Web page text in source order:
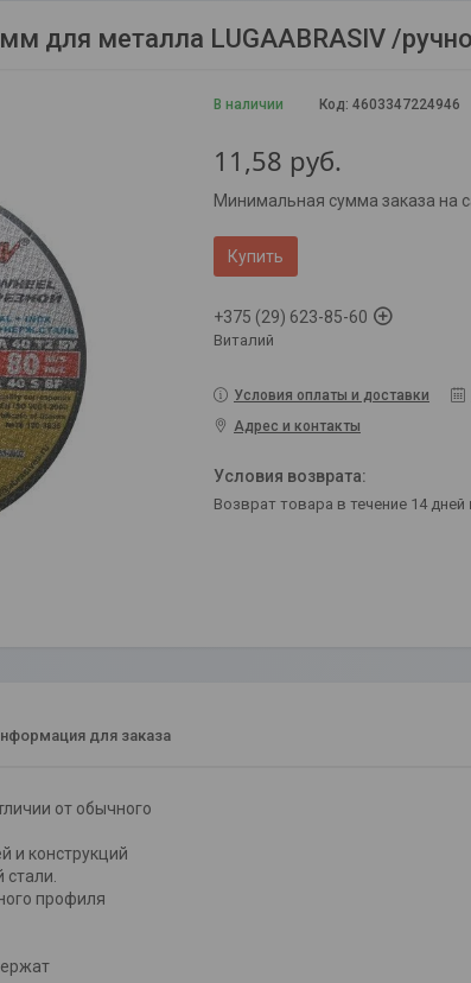
для металла LUGAABRASIV /
В наличии Код: 4603347224946
11,58 руб.
Минимальная сумма заказа на
Купить
+375 (29) 623-85-60
Виталий
Условия оплаты и доставки
Адрес и контакты
возврат товара в течение 14 дней
для заказа
от обычного
и конструкций
профиля